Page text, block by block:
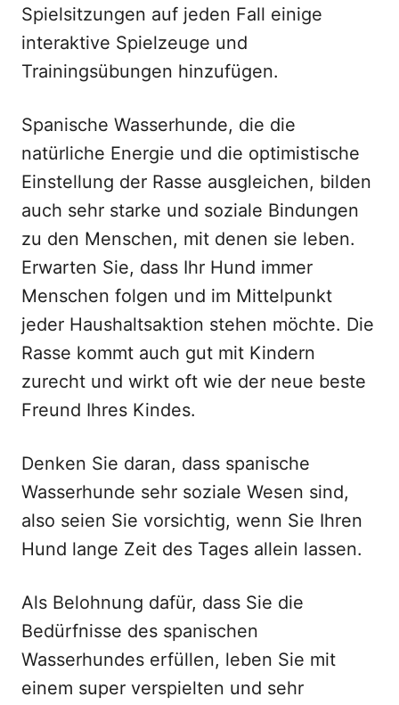
Spielsitzungen auf jeden Fall einige
interaktive Spielzeuge und
Trainingsübungen hinzufügen.
Spanische Wasserhunde, die die
natürliche Energie und die optimistische
Einstellung der Rasse ausgleichen, bilden
auch sehr starke und soziale Bindungen
zu den Menschen, mit denen sie leben.
Erwarten Sie, dass Ihr Hund immer
Menschen folgen und im Mittelpunkt
jeder Haushaltsaktion stehen möchte. Die
Rasse kommt auch gut mit Kindern
zurecht und wirkt oft wie der neue beste
Freund Ihres Kindes.
Denken Sie daran, dass spanische
Wasserhunde sehr soziale Wesen sind,
also seien Sie vorsichtig, wenn Sie Ihren
Hund lange Zeit des Tages allein lassen.
Als Belohnung dafür, dass Sie die
Bedürfnisse des spanischen
Wasserhundes erfüllen, leben Sie mit
einem super verspielten und sehr